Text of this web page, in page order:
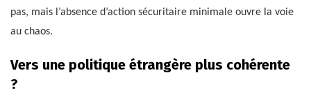
pas, mais l’absence d’action sécuritaire minimale ouvre la voie
au chaos.
Vers une politique étrangère plus cohérente
?